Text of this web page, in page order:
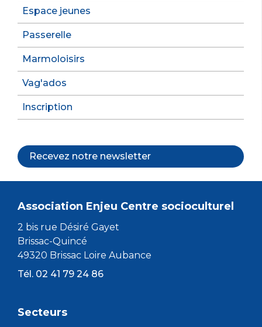
Espace jeunes
Passerelle
Marmoloisirs
Vag'ados
Inscription
Recevez notre newsletter
Association Enjeu Centre socioculturel
2 bis rue Désiré Gayet
Brissac-Quincé
49320 Brissac Loire Aubance
Tél. 02 41 79 24 86
Secteurs